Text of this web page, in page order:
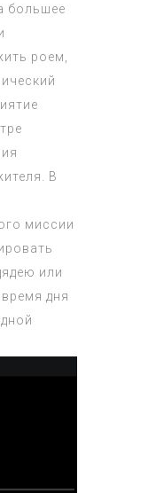
большее
роем,
В
миссии
или
дня